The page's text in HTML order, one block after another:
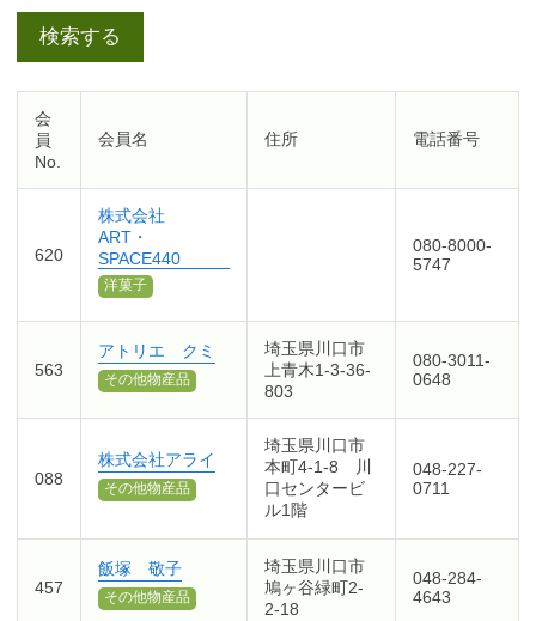
会
員
No.
会員名 住所 電話番号
620
株式会社
ART・
SPACE440
洋菓子
080-8000-
5747
563
アトリエ クミ
その他物産品
埼玉県川口市
上青木1-3-36-
803
080-3011-
0648
088
株式会社アライ
その他物産品
埼玉県川口市
本町4-1-8 川
口センタービ
ル1階
048-227-
0711
457
飯塚 敬子
その他物産品
埼玉県川口市
鳩ヶ谷緑町2-
2-18
048-284-
4643